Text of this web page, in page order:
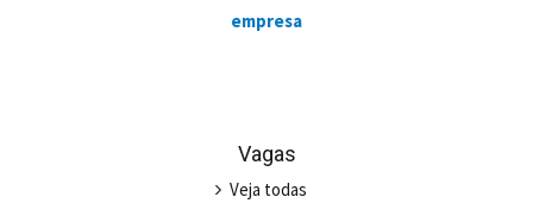
empresa
Vagas
Veja todas